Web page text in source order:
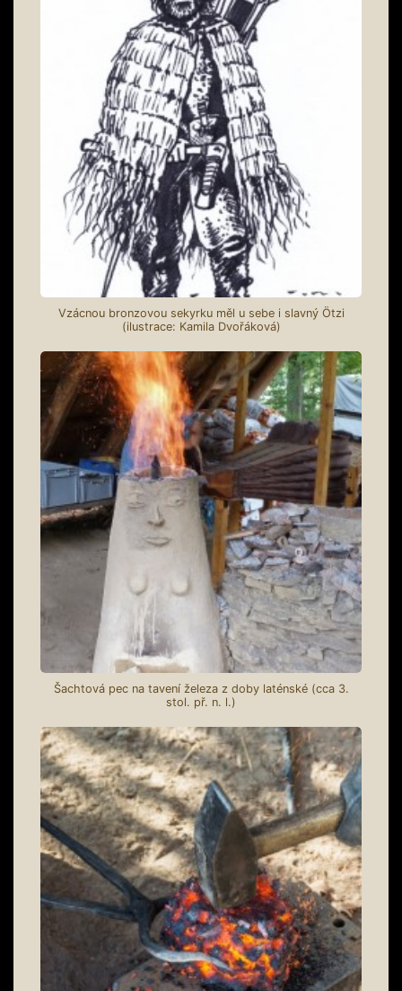
Vzácnou bronzovou sekyrku měl u sebe i slavný Ötzi
(ilustrace: Kamila Dvořáková)
Šachtová pec na tavení železa z doby laténské (cca 3.
stol. př. n. l.)